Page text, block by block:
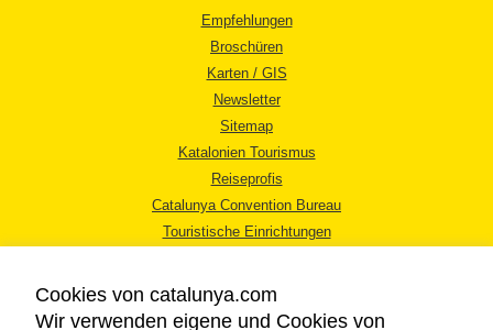
Empfehlungen
Broschüren
Karten / GIS
Newsletter
Sitemap
Katalonien Tourismus
Reiseprofis
Catalunya Convention Bureau
Touristische Einrichtungen
Cookies von catalunya.com
Wir verwenden eigene und Cookies von